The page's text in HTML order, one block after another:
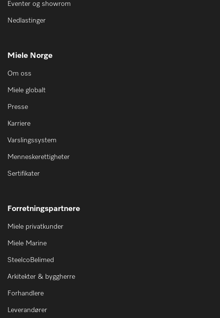
Eventer og showrom
Nedlastinger
Miele Norge
Om oss
Miele globalt
Presse
Karriere
Varslingssystem
Menneskerettigheter
Sertifikater
Forretningspartnere
Miele privatkunder
Miele Marine
SteelcoBelimed
Arkitekter & byggherre
Forhandlere
Leverandører